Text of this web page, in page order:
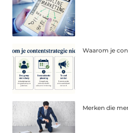
Waarom je
Merken die